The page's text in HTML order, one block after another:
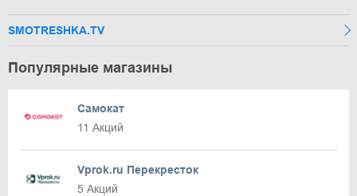
SMOTRESHKA.TV
Популярные магазины
Самокат
11 Акций
Vprok.ru Перекресток
5 Акций